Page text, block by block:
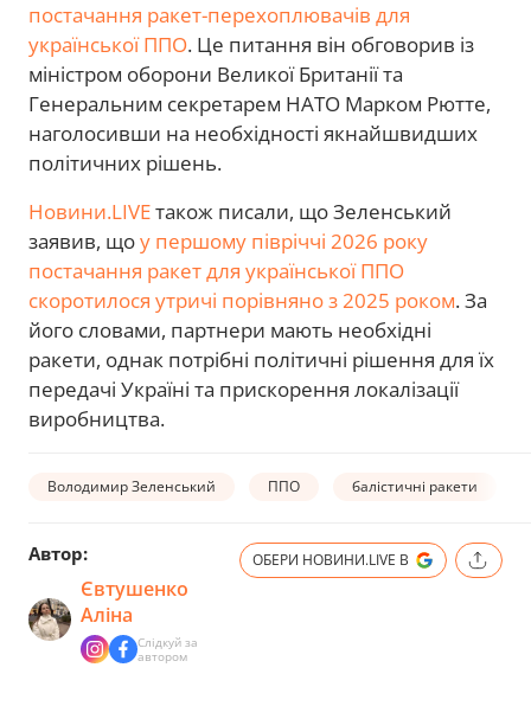
постачання ракет-перехоплювачів для
української ППО. Це питання він обговорив із
міністром оборони Великої Британії та
Генеральним секретарем НАТО Марком Рютте,
наголосивши на необхідності якнайшвидших
політичних рішень.
Новини.LIVEтакож писали, що Зеленський
заявив, щоу першому півріччі 2026 року
постачання ракет для української ППО
скоротилося утричі порівняно з 2025 роком. За
його словами, партнери мають необхідні
ракети, однак потрібні політичні рішення для їх
передачі Україні та прискорення локалізації
виробництва.
Володимир Зеленський ППО балістичні ракети
Автор:
Євтушенко
Аліна
Слідкуй за
автором
ОБЕРИ НОВИНИ.LIVE В